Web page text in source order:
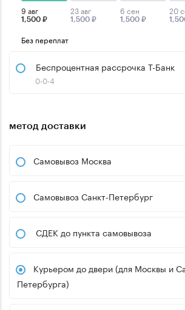
9 авг
1,500 ₽
23 авг
1,500 ₽
6 сен
1,500 ₽
20
Без переплат
Беспроцентная рассрочка Т-Банк
0-0-4
метод доставки
Самовывоз Москва
Самовывоз Санкт-Петербург
СДЕК до пункта самовывоза
Курьером до двери (для Москвы и Санкт-
Петербурга)